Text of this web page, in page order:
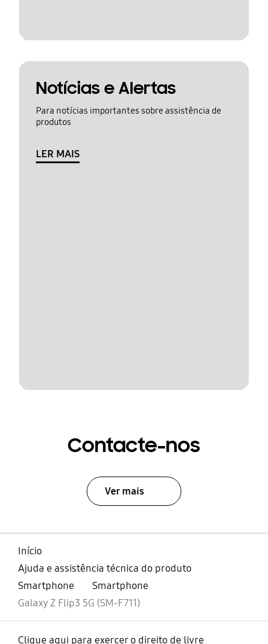
Notícias e Alertas
Para notícias importantes sobre assistência de
produtos
LER MAIS
Contacte-nos
Ver mais
Início
Ajuda e assistência técnica do produto
Smartphone
Smartphone
Galaxy Z Flip3 5G (SM-F711)
Clique aqui para exercer o direito de livre